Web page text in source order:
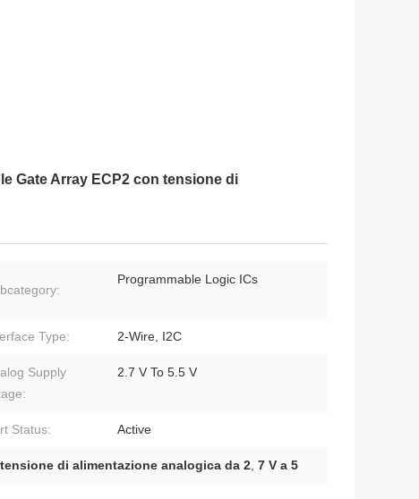
Gate Array ECP2 con tensione di
Programmable Logic ICs
Type: 2-Wire, I2C
Supply
2.7 V To 5.5 V
Status: Active
tensione di alimentazione analogica da 2 7 V a 5